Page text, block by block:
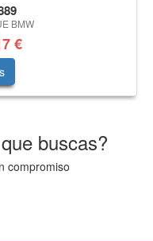
BMW
€
buscas?
compromiso